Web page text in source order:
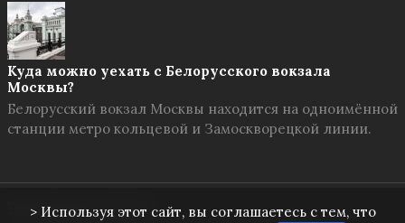
Куда можно уехать с Белорусского вокзала
Москвы?
Белорусский вокзал Москвы находится на одноимённой
станции метро кольцевой и Замоскворецкой линии.
Твоя Москва © 2026
> Используя этот сайт, вы соглашаетесь с тем, что